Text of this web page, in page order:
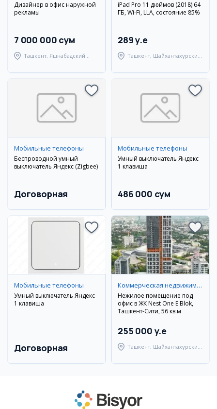
Дизайнер в офис наружной
рекламы
7 000 000 сум
Ташкент, Яшнабадский
iPad Pro 11 дюймов (2018) 64
ГБ, Wi-Fi, LLA, состояние 85%
289 y.e
Ташкент, Шайхантахурский
Мобильные телефоны
Беспроводной умный
выключатель Яндекс (Zigbee)
Договорная
Мобильные телефоны
Умный выключатель Яндекс
1 клавиша
486 000 сум
Мобильные телефоны
Умный выключатель Яндекс
1 клавиша
Договорная
Коммерческая недвижимость
Нежилое помещение под
офис в ЖК Nest One E Blok,
Ташкент-Сити, 56 кв.м
255 000 y.e
Ташкент, Шайхантахурский